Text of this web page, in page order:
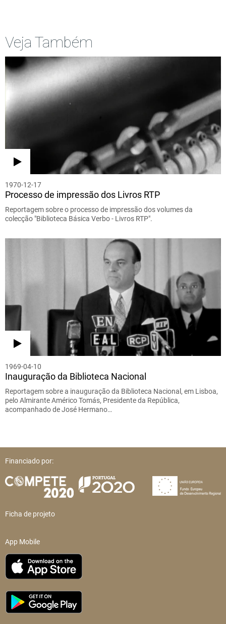
Veja Também
1970-12-17
Processo de impressão dos Livros RTP
Reportagem sobre o processo de impressão dos volumes da
colecção "Biblioteca Básica Verbo - Livros RTP".
1969-04-10
Inauguração da Biblioteca Nacional
Reportagem sobre a inauguração da Biblioteca Nacional, em Lisboa,
pelo Almirante Américo Tomás, Presidente da República,
acompanhado de José Hermano…
Financiado por:
Ficha de projeto
App Mobile